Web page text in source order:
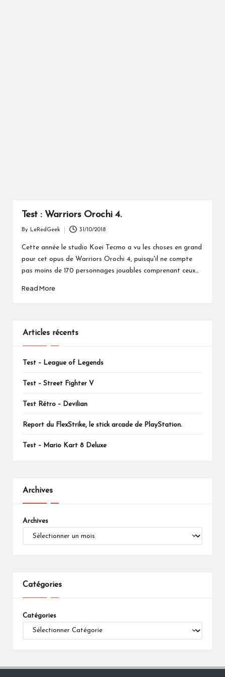
Test : Warriors Orochi 4.
by
By LeRedGeek 31/10/2018
Cette année le studio Koei Tecmo a vu les choses en grand
pour cet opus de Warriors Orochi 4, puisqu'il ne compte
pas moins de 170 personnages jouables comprenant ceux…
Read More
Articles récents
Test – League of Legends
Test – Street Fighter V
Test Rétro – Devilian
Report du FlexStrike, le stick arcade de PlayStation.
Test – Mario Kart 8 Deluxe
Archives
Archives
Catégories
Catégories